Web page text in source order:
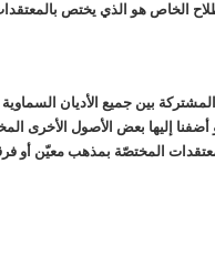
الخاص هو الذي يختص
بين جميع الأديان
لو أضفنا إليها بعض الأصول الأخرى
المختصّة بمذهب معيّن أو